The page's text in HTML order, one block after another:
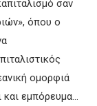
σαν
όπου ο
ομορφιά
και εμπόρευμα…